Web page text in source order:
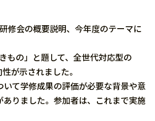
修会の概要説明、今年度のテーマに
もの」と題して、全世代対応型の
が示されました。
て学修成果の評価が必要な背景や意
りました。参加者は、これまで実施